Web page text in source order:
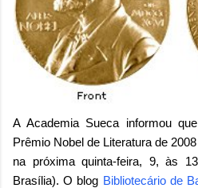
A Academia Sueca informou
Prêmio Nobel de Literatura de
na próxima quinta-feira, 9, às
Brasília). O blog Bibliotecário de